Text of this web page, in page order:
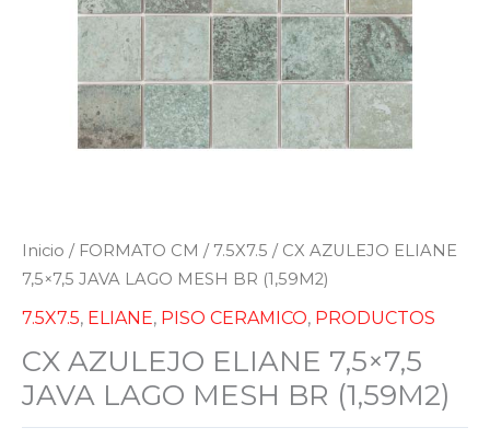
Inicio / FORMATO CM / 7.5X7.5 / CX AZULEJO ELIANE
7,5×7,5 JAVA LAGO MESH BR (1,59M2)
7.5X7.5, ELIANE, PISO CERAMICO, PRODUCTOS
CX AZULEJO ELIANE 7,5×7,5
JAVA LAGO MESH BR (1,59M2)